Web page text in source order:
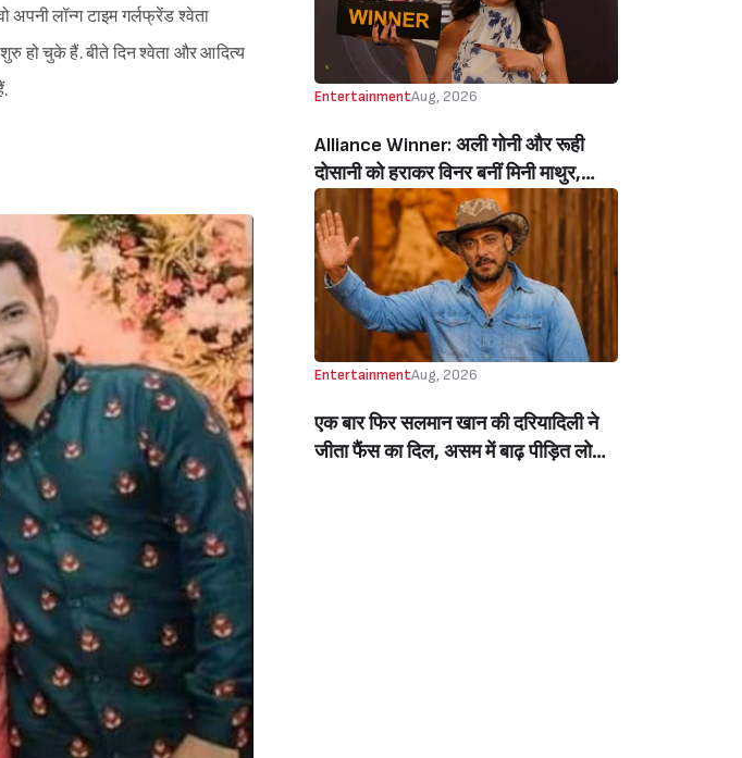
अपनी लॉन्ग टाइम गर्लफ्रेंड श्वेता
हो चुके हैं. बीते दिन श्वेता और आदित्य
EntertainmentAug, 2026
Alliance Winner: अली गोनी और रूही
दोसानी को हराकर विनर बनीं मिनी माथुर,
इनाम में मिले 50 लाख रुपये और चमचमाती ही
ट्रॉफी (Mini Mathur Lifts Trophy
Beats Aly Goni And Ruhee Dosani)
EntertainmentAug, 2026
एक बार फिर सलमान खान की दरियादिली ने
जीता फैंस का दिल, असम में बाढ़ पीड़ित लोगों